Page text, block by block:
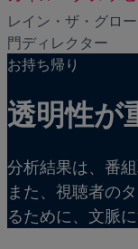
レイン・ザ・グロ
門ディレクター
お持ち帰り
透明性が
分析結果は、番
また、視聴者の
るために、文脈